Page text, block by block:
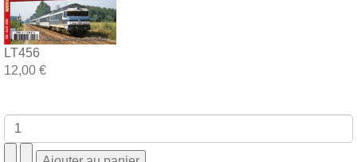
LT456
12,00 €